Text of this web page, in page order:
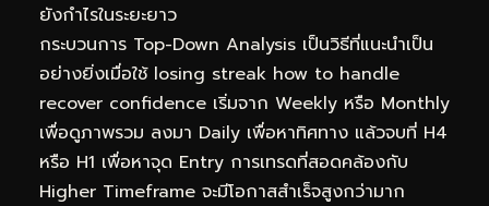
ยังกำไรในระยะยาว
กระบวนการ Top-Down Analysis เป็นวิธีที่แนะนำเป็น
อย่างยิ่งเมื่อใช้ losing streak how to handle
recover confidence เริ่มจาก Weekly หรือ Monthly
เพื่อดูภาพรวม ลงมา Daily เพื่อหาทิศทาง แล้วจบที่ H4
หรือ H1 เพื่อหาจุด Entry การเทรดที่สอดคล้องกับ
Higher Timeframe จะมีโอกาสสำเร็จสูงกว่ามาก